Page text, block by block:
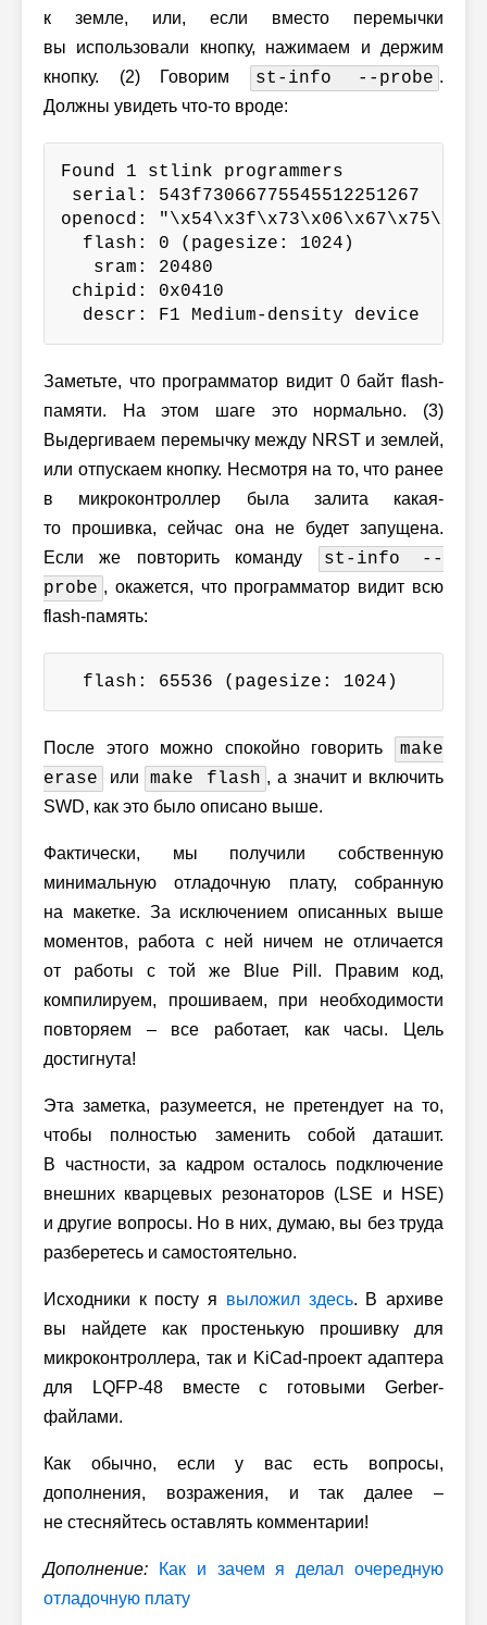
к земле, или, если вместо перемычки
вы использовали кнопку, нажимаем и держим
кнопку. (2) Говорим st-info --probe .
Должны увидеть что-то вроде:
Found 1 stlink programmers
serial: 543f73066775545512251267
openocd:
  flash: 0 (pagesize: 1024)
   sram: 20480
chipid: 0x0410
  descr: F1 Medium-density device
Заметьте, что программатор видит 0 байт flash-
памяти. На этом шаге это нормально. (3)
Выдергиваем перемычку между NRST и землей,
или отпускаем кнопку. Несмотря на то, что ранее
в микроконтроллер была залита какая-
то прошивка, сейчас она не будет запущена.
Если же повторить команду
st-info --
probe , окажется, что программатор видит всю
flash-память:
  flash: 65536 (pagesize: 1024)
После этого можно спокойно говорить
make
erase
или make flash , а значит и включить
SWD, как это было описано выше.
Фактически, мы получили собственную
минимальную отладочную плату, собранную
на макетке. За исключением описанных выше
моментов, работа с ней ничем не отличается
от работы с той же Blue Pill. Правим код,
компилируем, прошиваем, при необходимости
повторяем – все работает, как часы. Цель
достигнута!
Эта заметка, разумеется, не претендует на то,
чтобы полностью заменить собой даташит.
В частности, за кадром осталось подключение
внешних кварцевых резонаторов (LSE и HSE)
и другие вопросы. Но в них, думаю, вы без труда
разберетесь и самостоятельно.
Исходники к посту я выложил здесь. В архиве
вы найдете как простенькую прошивку для
микроконтроллера, так и KiCad-проект адаптера
для LQFP-48 вместе с готовыми Gerber-
файлами.
Как обычно, если у вас есть вопросы,
дополнения, возражения, и так далее –
не стесняйтесь оставлять комментарии!
Дополнение:
Как и зачем я делал очередную
отладочную плату